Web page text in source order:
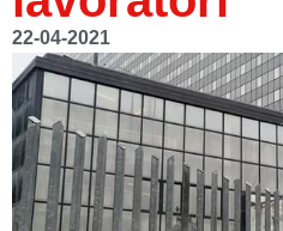
22-04-2021